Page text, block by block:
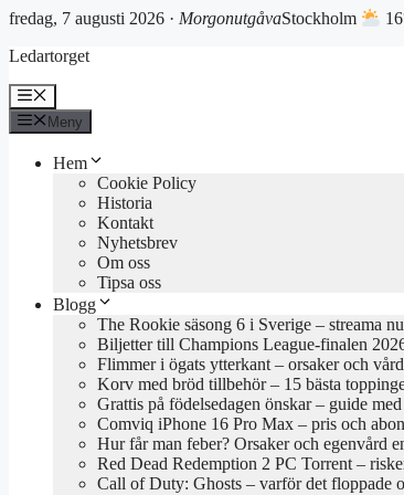
fredag, 7 augusti 2026 · MorgonutgåvaStockholm
till
Ledartorget
Meny
Meny
Hem
Cookie Policy
Historia
Kontakt
Nyhetsbrev
Om oss
Tipsa oss
Blogg
The Rookie säsong 6 i Sverige – streama nu
Biljetter till Champions League-finalen
Flimmer i ögats ytterkant – orsaker och vård
Korv med bröd tillbehör – 15 bästa
Grattis på födelsedagen önskar – guide
Comviq iPhone 16 Pro Max – pris och
Hur får man feber? Orsaker och egenvård
Red Dead Redemption 2 PC Torrent –
Call of Duty: Ghosts – varför det floppade